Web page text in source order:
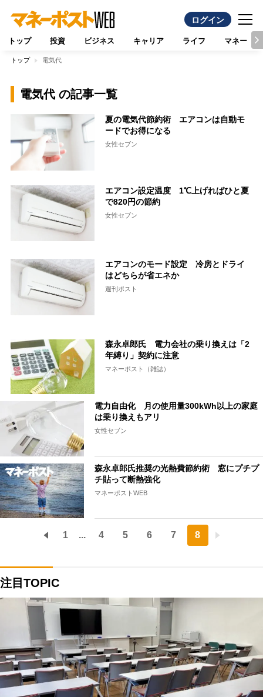
ログイン
トップ 投資 ビジネス キャリア ライフ マネー
トップ 電気代
電気代 の記事一覧
夏の電気代節約術 エアコンは自動モ
ードでお得になる
女性セブン
エアコン設定温度 1℃上げればひと夏
で820円の節約
女性セブン
エアコンのモード設定 冷房とドライ
はどちらが省エネか
週刊ポスト
森永卓郎氏 電力会社の乗り換えは「2
年縛り」契約に注意
マネーポスト（雑誌）
電力自由化 月の使用量300kWh以上の家庭
は乗り換えもアリ
女性セブン
森永卓郎氏推奨の光熱費節約術 窓にプチプ
チ貼って断熱強化
マネーポストWEB
1 ... 4 5 6 7 8
注目TOPIC